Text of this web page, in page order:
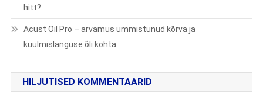
hitt?
Acust Oil Pro – arvamus ummistunud kõrva ja
kuulmislanguse õli kohta
HILJUTISED KOMMENTAARID